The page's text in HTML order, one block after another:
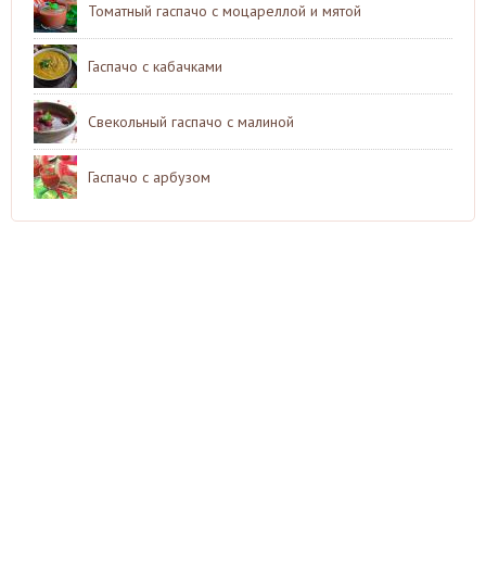
Томатный гаспачо с моцареллой и мятой
Гаспачо с кабачками
Свекольный гаспачо с малиной
Гаспачо с арбузом